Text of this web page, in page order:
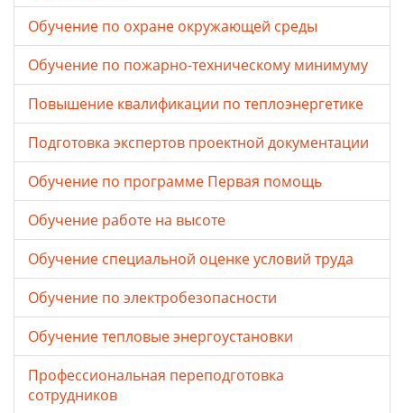
Обучение по охране окружающей среды
Обучение по пожарно-техническому минимуму
Повышение квалификации по теплоэнергетике
Подготовка экспертов проектной документации
Обучение по программе Первая помощь
Обучение работе на высоте
Обучение специальной оценке условий труда
Обучение по электробезопасности
Обучение тепловые энергоустановки
Профессиональная переподготовка
сотрудников